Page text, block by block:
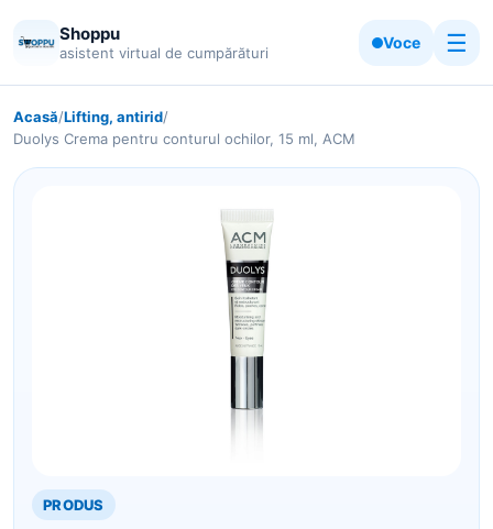
Shoppu
asistent virtual de cumpărături
Voce ☰
Acasă/Lifting, antirid/
Duolys Crema pentru conturul ochilor, 15 ml, ACM
PRODUS